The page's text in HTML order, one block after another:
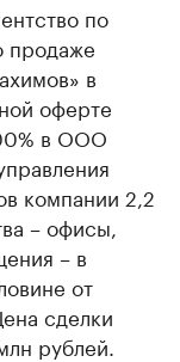
по
продаже
в
оферте
в ООО
компании 2,2
– офисы,
– в
от
сделки
рублей.